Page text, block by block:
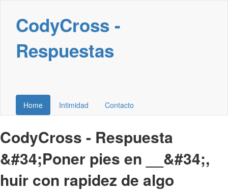
CodyCross -
Respuestas
Home Intimidad Contacto
CodyCross - Respuesta
&#34;Poner pies en __&#34;,
huir con rapidez de algo